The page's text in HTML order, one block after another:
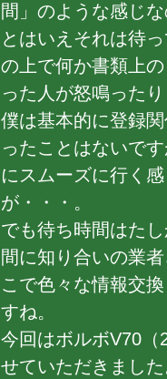
間」のような感じ
とはいえそれは待
の上で何か書類上
った人が怒鳴った
僕は基本的に登録
ったことはないで
にスムーズに行く
が・・・。
でも待ち時間はた
間に知り合いの業
こで色々な情報交
すね。
今回はボルボV70（
せていただきまし